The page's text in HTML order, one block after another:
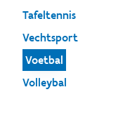
Tafeltennis
Vechtsport
Voetbal
Volleybal